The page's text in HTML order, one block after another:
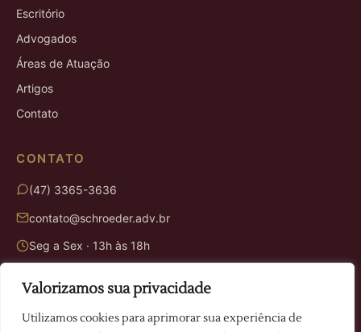
Valorizamos sua privacidade
Utilizamos cookies para aprimorar sua experiência de
Escritório
Advogados
Áreas de Atuação
Artigos
Contato
CONTATO
(47) 3365-3636
contato@schroeder.adv.br
Seg a Sex · 13h às 18h
ENDEREÇO
Rua Victor Juvêncio Mafra, 614